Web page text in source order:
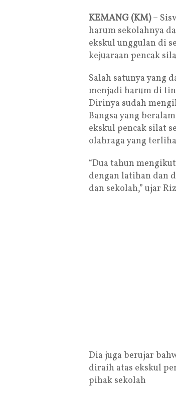
KEMANG (KM)–
harum sekolahnya
ekskul unggulan di
kejuaraan pencak
Salah satunya yang
menjadi harum di
Dirinya sudah
Bangsa yang
ekskul pencak silat
olahraga yang
“Dua tahun
dengan latihan dan
dan sekolah,” ujar
Dia juga berujar
diraih atas ekskul
pihak sekolah